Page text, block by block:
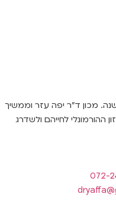
יפה, הוא רופא כללי כבר יותר מ-30 שנה. מכון ד"ר יפה עזר וממשיך
ההורמונלי לחייהם ולשדרג